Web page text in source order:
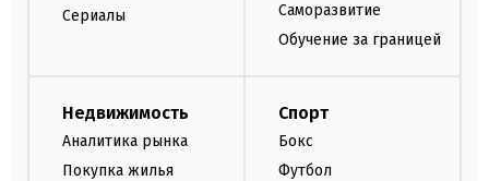
Сериалы
Саморазвитие
Обучение за границей
Недвижимость
Аналитика рынка
Покупка жилья
Спорт
Бокс
Футбол